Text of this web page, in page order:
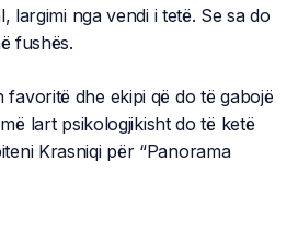
largimi nga vendi i tetë. Se sa do
fushës.
dhe ekipi që do të gabojë
lart psikologjikisht do të ketë
Krasniqi për “Panorama